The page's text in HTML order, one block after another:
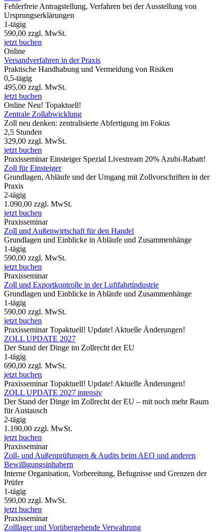
Fehlerfreie Antragstellung, Verfahren bei der Ausstellung von
Ursprungserklärungen
1-tägig
590,00 zzgl. MwSt.
jetzt buchen
Online
Versandverfahren in der Praxis
Praktische Handhabung und Vermeidung von Risiken
0,5-tägig
495,00 zzgl. MwSt.
jetzt buchen
Online Neu! Topaktuell!
Zentrale Zollabwicklung
Zoll neu denken: zentralisierte Abfertigung im Fokus
2,5 Stunden
329,00 zzgl. MwSt.
jetzt buchen
Praxisseminar Einsteiger Spezial Livestream 20% Azubi-Rabatt!
Zoll für Einsteiger
Grundlagen, Abläufe und der Umgang mit Zollvorschriften in der
Praxis
2-tägig
1.090,00 zzgl. MwSt.
jetzt buchen
Praxisseminar
Zoll und Außenwirtschaft für den Handel
Grundlagen und Einblicke in Abläufe und Zusammenhänge
1-tägig
590,00 zzgl. MwSt.
jetzt buchen
Praxisseminar
Zoll und Exportkontrolle in der Luftfahrtindustrie
Grundlagen und Einblicke in Abläufe und Zusammenhänge
1-tägig
590,00 zzgl. MwSt.
jetzt buchen
Praxisseminar Topaktuell! Update! Aktuelle Änderungen!
ZOLL UPDATE 2027
Der Stand der Dinge im Zollrecht der EU
1-tägig
690,00 zzgl. MwSt.
jetzt buchen
Praxisseminar Topaktuell! Update! Aktuelle Änderungen!
ZOLL UPDATE 2027 intensiv
Der Stand der Dinge im Zollrecht der EU – mit noch mehr Raum
für Austausch
2-tägig
1.190,00 zzgl. MwSt.
jetzt buchen
Praxisseminar
Zoll- und Außenprüfungen & Audits beim AEO und anderen
Bewilligungsinhabern
Interne Organisation, Vorbereitung, Befugnisse und Grenzen der
Prüfer
1-tägig
590,00 zzgl. MwSt.
jetzt buchen
Praxisseminar
Zolllager und Vorübergehende Verwahrung